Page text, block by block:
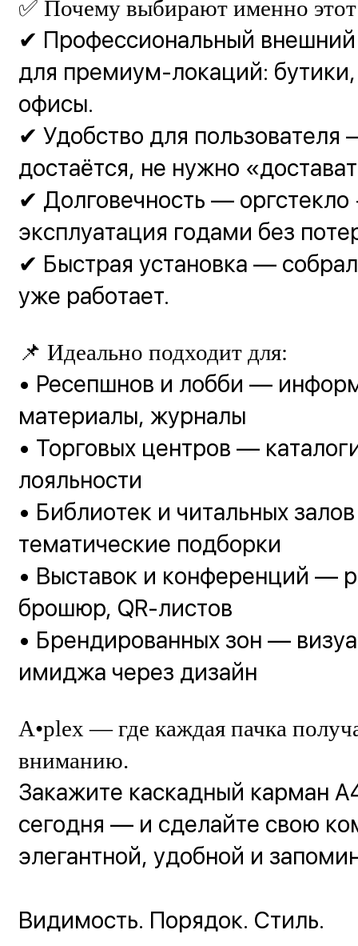
✅ Почему выбирают именно
✔ Профессиональный
для премиум-локаций:
офисы.
✔ Удобство для пользователя
достаётся, не нужно
✔ Долговечность — оргстекло
эксплуатация годами без
✔ Быстрая установка —
уже работает.
📌 Идеально подходит для:
• Ресепшнов и лобби —
материалы, журналы
• Торговых центров —
лояльности
• Библиотек и читальных
тематические подборки
• Выставок и конференций —
брошюр, QR-листов
• Брендированных зон —
имиджа через дизайн
A•plex — где каждая пачка
вниманию.
Закажите каскадный карман
сегодня — и сделайте свою
элегантной, удобной и
Видимость. Порядок. Стиль.